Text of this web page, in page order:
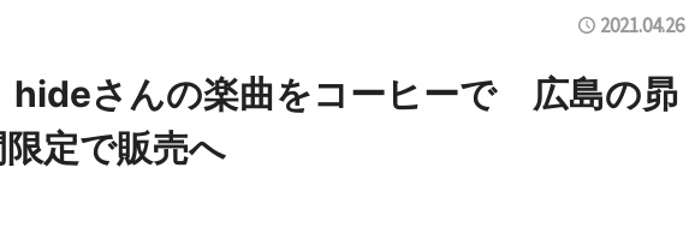
2021.04.26
hideさんの楽曲をコーヒーで 広島の昴
定で販売へ